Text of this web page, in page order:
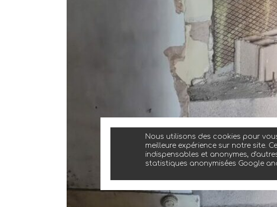
Nous utilisons des cookies pour
meilleure expérience sur notre site.
indispensables et anonymes,
statistiques anonymisées Google